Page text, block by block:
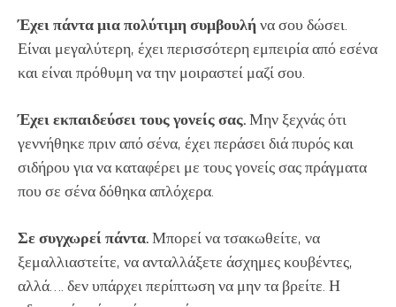
Έχει πάντα μια πολύτιμη συμβουλήνα σου δώσει.
Είναι μεγαλύτερη, έχει περισσότερη εμπειρία από εσένα
και είναι πρόθυμη να την μοιραστεί μαζί σου.
Έχει εκπαιδεύσει τους γονείς σας.Μην ξεχνάς ότι
γεννήθηκε πριν από σένα, έχει περάσει διά πυρός και
σιδήρου για να καταφέρει με τους γονείς σας πράγματα
που σε σένα δόθηκα απλόχερα.
Σε συγχωρεί πάντα.Μπορεί να τσακωθείτε, να
ξεμαλλιαστείτε, να ανταλλάξετε άσχημες κουβέντες,
αλλά…. δεν υπάρχει περίπτωση να μην τα βρείτε. Η